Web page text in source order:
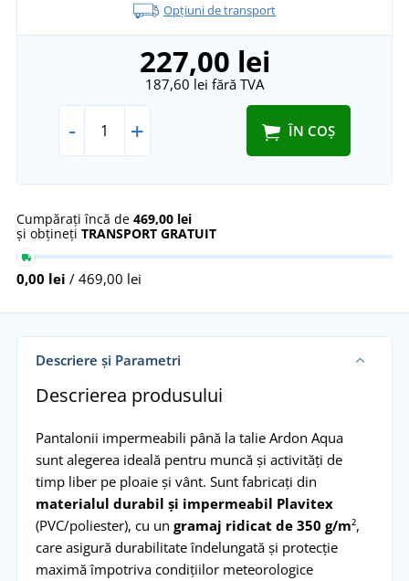
Opțiuni de transport
227,00 lei
187,60 lei fără TVA
- + ÎN COȘ
Cumpărați încă de 469,00 lei
și obțineți TRANSPORT GRATUIT
0,00 lei / 469,00 lei
Descriere și Parametri
Descrierea produsului
Pantalonii impermeabili până la talie Ardon Aqua
sunt alegerea ideală pentru muncă și activități de
timp liber pe ploaie și vânt. Sunt fabricați din
materialul durabil și impermeabil Plavitex
(PVC/poliester), cu un gramaj ridicat de 350 g/m²,
care asigură durabilitate îndelungată și protecție
maximă împotriva condițiilor meteorologice